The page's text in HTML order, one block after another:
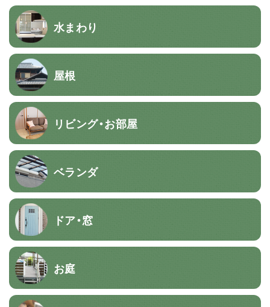
水まわり
屋根
リビング・お部屋
ベランダ
ドア・窓
お庭